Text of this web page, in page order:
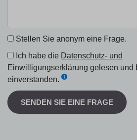
Stellen Sie anonym eine Frage.
Ich habe die Datenschutz- und
Einwilligungserklärung gelesen und
einverstanden.
SENDEN SIE EINE FRAGE